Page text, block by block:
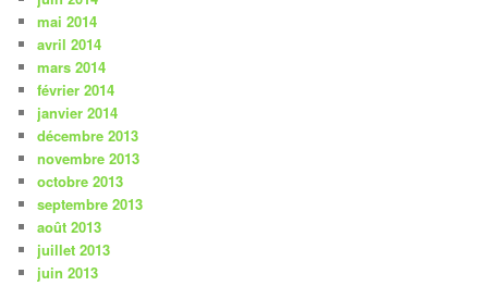
mai 2014
avril 2014
mars 2014
février 2014
janvier 2014
décembre 2013
novembre 2013
octobre 2013
septembre 2013
août 2013
juillet 2013
juin 2013